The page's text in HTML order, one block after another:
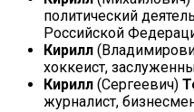
политический
Российской
Кирилл
хоккеист,
Кирилл (Сергеевич)
журналист,